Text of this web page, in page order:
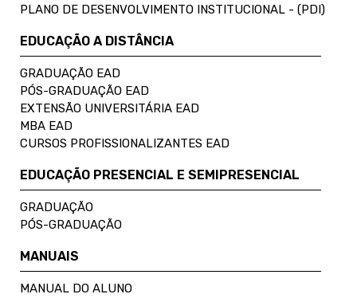
PLANO DE DESENVOLVIMENTO INSTITUCIONAL - (PDI)
EDUCAÇÃO A DISTÂNCIA
GRADUAÇÃO EAD
PÓS-GRADUAÇÃO EAD
EXTENSÃO UNIVERSITÁRIA EAD
MBA EAD
CURSOS PROFISSIONALIZANTES EAD
EDUCAÇÃO PRESENCIAL E SEMIPRESENCIAL
GRADUAÇÃO
PÓS-GRADUAÇÃO
MANUAIS
MANUAL DO ALUNO